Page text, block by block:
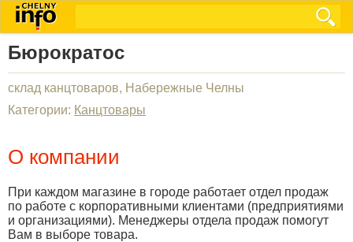
Бюрократос
склад канцтоваров, Набережные Челны
Категории: Канцтовары
О компании
При каждом магазине в городе работает отдел продаж
по работе с корпоративными клиентами (предприятиями
и организациями). Менеджеры отдела продаж помогут
Вам в выборе товара.